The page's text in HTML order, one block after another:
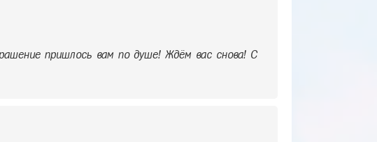
пришлось вам по душе! Ждём вас снова! С